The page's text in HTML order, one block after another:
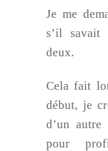
Je me
s’il savait
deux.
Cela fait
début, je
d’un
pour